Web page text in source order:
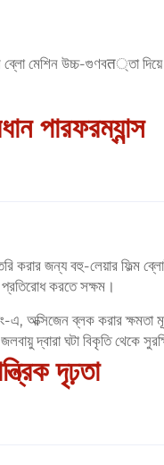
ব্লো মেশিন উচ্চ-গুণবत্তা দিয়ে
পারফরম্যান্স
তৈরি করার জন্য বহু-লেয়ার
প্রতিরোধ করতে সক্ষম।
এ, অক্সিজেন ব্লক করার ক্ষমতা
দ্বারা ঘটা বিকৃতি থেকে
দৃঢ়তা